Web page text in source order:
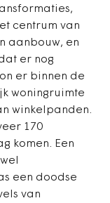
centrum van
aanbouw, en
er nog
er binnen de
woningruimte
winkelpanden.
170
komen. Een
een doodse
van